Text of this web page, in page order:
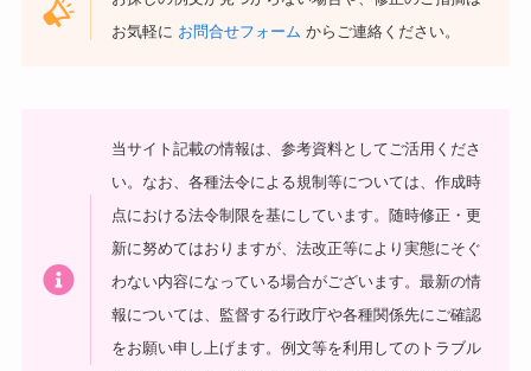
お気軽に お問合せフォーム からご連絡ください。
当サイト記載の情報は、参考資料としてご活用くださ
い。 なお、各種法令による規制等については、作成時
点における法令制限を基にしています。随時修正・更
新に努めてはおりますが、法改正等により実態にそぐ
わない内容になっている場合がございます。最新の情
報については、監督する行政庁や各種関係先にご確認
をお願い申し上げます。例文等を利用してのトラブル